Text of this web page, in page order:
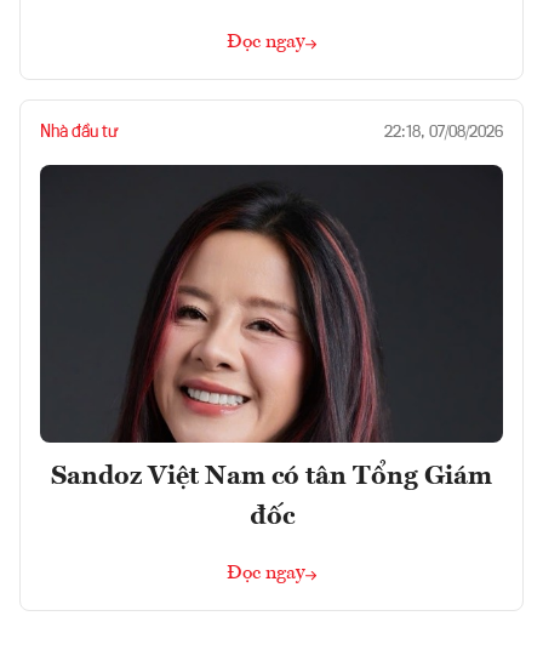
Đọc ngay
Nhà đầu tư 22:18, 07/08/2026
Sandoz Việt Nam có tân Tổng Giám
đốc
Đọc ngay